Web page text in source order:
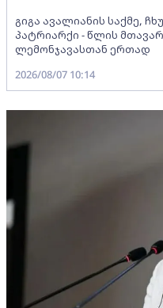
გიგა ავალიანის საქმე,
პატრიარქი - წლის
ლემონჯავასთან ერთად
2026/08/07 10:14